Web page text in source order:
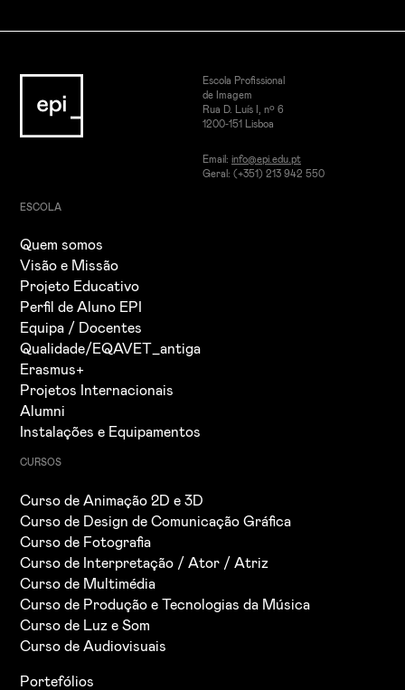
Escola Profissional
de Imagem
Rua D. Luís I, nº 6
1200-151 Lisboa
Email: info@epi.edu.pt
Geral: (+351) 213 942 550
ESCOLA
Quem somos
Visão e Missão
Projeto Educativo
Perfil de Aluno EPI
Equipa / Docentes
Qualidade/EQAVET_antiga
Erasmus+
Projetos Internacionais
Alumni
Instalações e Equipamentos
CURSOS
Curso de Animação 2D e 3D
Curso de Design de Comunicação Gráfica
Curso de Fotografia
Curso de Interpretação / Ator / Atriz
Curso de Multimédia
Curso de Produção e Tecnologias da Música
Curso de Luz e Som
Curso de Audiovisuais
Portefólios